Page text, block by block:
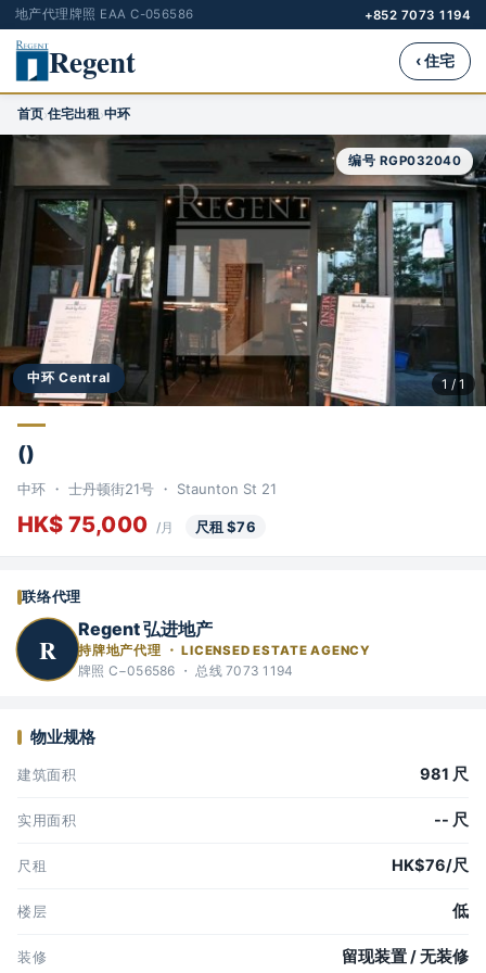
地产代理牌照 EAA C-056586 +852 7073 1194
Regent ‹ 住宅
首页›住宅出租›中环
中环 Central
编号 RGP032040
1 / 1
()
中环 ・ 士丹顿街21号 ・ Staunton St 21
HK$ 75,000 /月 尺租 $76
联络代理
R
Regent 弘进地产
持牌地产代理 ・ LICENSED ESTATE AGENCY
牌照 C−056586 ・ 总线 7073 1194
物业规格
建筑面积 981 尺
实用面积 -- 尺
尺租 HK$76/尺
楼层 低
装修 留现装置 / 无装修